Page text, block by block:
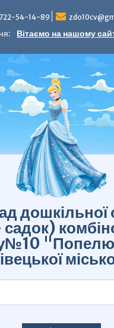
54-14-89
Вітаємо на нашому
дошкільної